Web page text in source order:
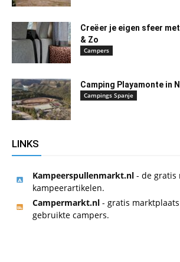
Creëer je eigen sfeer
& Zo
Campers
Camping Playamonte in
Campings Spanje
LINKS
Kampeerspullenmarkt.nl - de gratis
kampeerartikelen.
Campermarkt.nl - gratis
gebruikte campers.